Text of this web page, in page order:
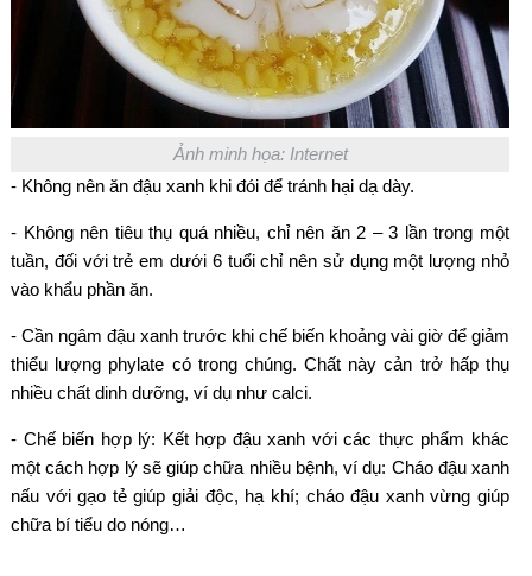
Ảnh minh họa: Internet
- Không nên ăn đậu xanh khi đói để tránh hại dạ dày.
- Không nên tiêu thụ quá nhiều, chỉ nên ăn 2 – 3 lần trong một
tuần, đối với trẻ em dưới 6 tuổi chỉ nên sử dụng một lượng nhỏ
vào khẩu phần ăn.
- Cần ngâm đậu xanh trước khi chế biến khoảng vài giờ để giảm
thiểu lượng phylate có trong chúng. Chất này cản trở hấp thụ
nhiều chất dinh dưỡng, ví dụ như calci.
- Chế biến hợp lý: Kết hợp đậu xanh với các thực phẩm khác
một cách hợp lý sẽ giúp chữa nhiều bệnh, ví dụ: Cháo đậu xanh
nấu với gạo tẻ giúp giải độc, hạ khí; cháo đậu xanh vừng giúp
chữa bí tiểu do nóng…